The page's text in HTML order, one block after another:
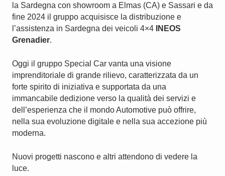
la Sardegna con showroom a Elmas (CA) e Sassari e da
fine 2024 il gruppo acquisisce la distribuzione e
l’assistenza in Sardegna dei veicoli 4×4
INEOS
Grenadier.
Oggi il gruppo Special Car vanta una visione
imprenditoriale di grande rilievo, caratterizzata da un
forte spirito di iniziativa e supportata da una
immancabile dedizione verso la qualità dei servizi e
dell’esperienza che il mondo Automotive può offrire,
nella sua evoluzione digitale e nella sua accezione più
moderna.
Nuovi progetti nascono e altri attendono di vedere la
luce.